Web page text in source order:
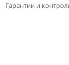
Гарантии и